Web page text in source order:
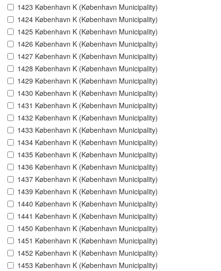
1423 København K (København Municipality)
1424 København K (København Municipality)
1425 København K (København Municipality)
1426 København K (København Municipality)
1427 København K (København Municipality)
1428 København K (København Municipality)
1429 København K (København Municipality)
1430 København K (København Municipality)
1431 København K (København Municipality)
1432 København K (København Municipality)
1433 København K (København Municipality)
1434 København K (København Municipality)
1435 København K (København Municipality)
1436 København K (København Municipality)
1437 København K (København Municipality)
1439 København K (København Municipality)
1440 København K (København Municipality)
1441 København K (København Municipality)
1450 København K (København Municipality)
1451 København K (København Municipality)
1452 København K (København Municipality)
1453 København K (København Municipality)